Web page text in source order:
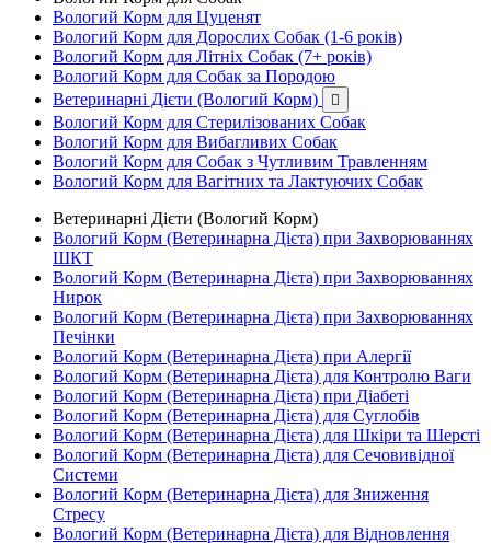
Вологий Корм для Цуценят
Вологий Корм для Дорослих Собак (1-6 років)
Вологий Корм для Літніх Собак (7+ років)
Вологий Корм для Собак за Породою
Ветеринарні Дієти (Вологий Корм)

Вологий Корм для Стерилізованих Собак
Вологий Корм для Вибагливих Собак
Вологий Корм для Собак з Чутливим Травленням
Вологий Корм для Вагітних та Лактуючих Собак
Ветеринарні Дієти (Вологий Корм)
Вологий Корм (Ветеринарна Дієта) при Захворюваннях
ШКТ
Вологий Корм (Ветеринарна Дієта) при Захворюваннях
Нирок
Вологий Корм (Ветеринарна Дієта) при Захворюваннях
Печінки
Вологий Корм (Ветеринарна Дієта) при Алергії
Вологий Корм (Ветеринарна Дієта) для Контролю Ваги
Вологий Корм (Ветеринарна Дієта) при Діабеті
Вологий Корм (Ветеринарна Дієта) для Суглобів
Вологий Корм (Ветеринарна Дієта) для Шкіри та Шерсті
Вологий Корм (Ветеринарна Дієта) для Сечовивідної
Системи
Вологий Корм (Ветеринарна Дієта) для Зниження
Стресу
Вологий Корм (Ветеринарна Дієта) для Відновлення